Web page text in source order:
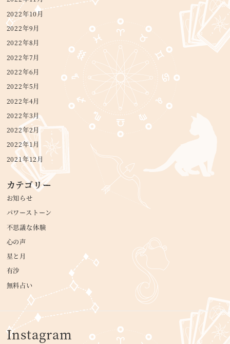
2022年10月
2022年9月
2022年8月
2022年7月
2022年6月
2022年5月
2022年4月
2022年3月
2022年2月
2022年1月
2021年12月
カテゴリー
お知らせ
パワーストーン
不思議な体験
心の声
星と月
有沙
無料占い
Instagram